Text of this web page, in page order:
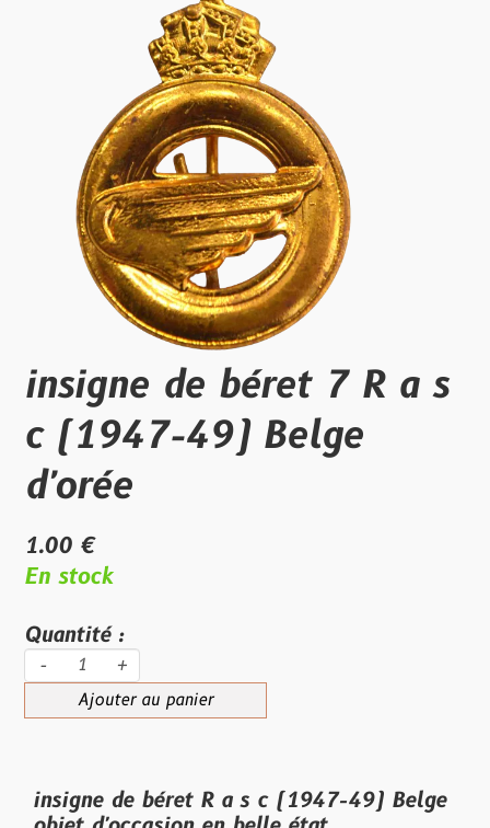
insigne de béret 7 R a s
c (1947-49) Belge
d'orée
1.00 €
En stock
Quantité :
- +
Ajouter au panier
insigne de béret R a s c (1947-49) Belge